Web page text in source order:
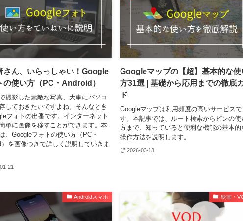
さん、いらっしゃい！Google
の使い方（PC・Android）
撮影した素敵な写真、大事にパソコ
しておきたいですよね。そんなとき
フォトの出番です。インターネット
単に画像を移すことができます。本
、Googleフォトの使い方（PC・
）を画像つきで詳しく説明していきま
21
Googleマップの【超】基本的な使
方31選 | 基礎から応用までの徹底
ド
Googleマップは利用頻度の高いサービスで
す。本記事では、ルート検索からピンの使
方まで、知っていると便利な機能の基本的
操作方法を説明します。
2026-03-13
Androidスマホ 映画・